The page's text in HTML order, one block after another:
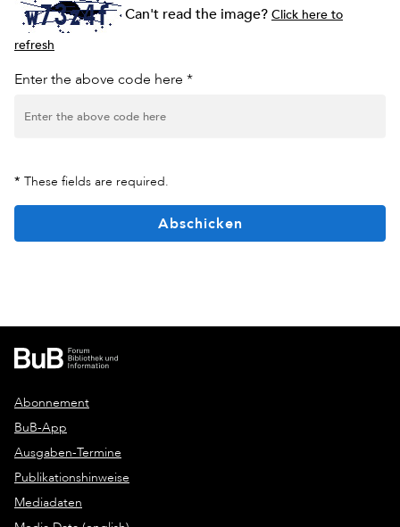
Can't read the image?Click here to
refresh
Enter the above code here *
* These fields are required.
Abschicken
Abonnement
BuB-App
Ausgaben-Termine
Publikationshinweise
Mediadaten